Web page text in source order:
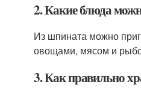
2. Какие блюда
Из шпината можно
овощами, мясом и
3. Как правильно